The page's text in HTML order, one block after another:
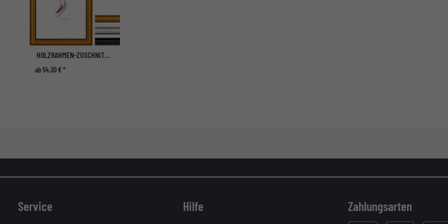
HOLZRAHMEN-ZUSCHNITT CHALK FARM
ab 54,30 € *
Service Hilfe Zahlungsarten